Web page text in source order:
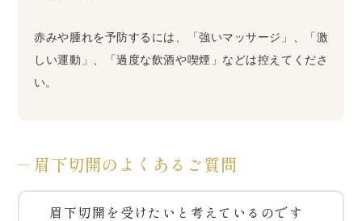
赤みや腫れを予防するには、「強いマッサージ」、「激
しい運動」、「過度な飲酒や喫煙」などは控えてくださ
い。
眉下切開のよくあるご質問
眉下切開を受けたいと考えているのです